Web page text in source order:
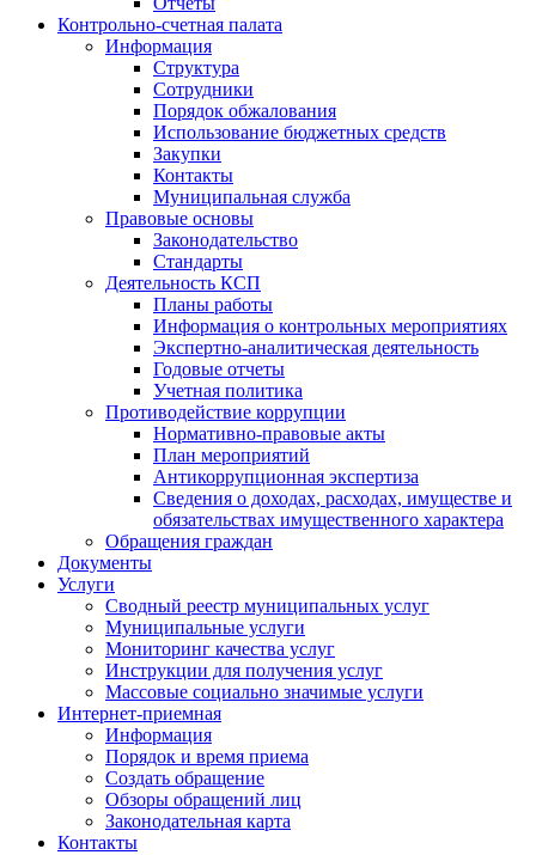
Контрольно-счетная палата
Информация
Структура
Сотрудники
Порядок обжалования
Использование бюджетных средств
Закупки
Контакты
Муниципальная служба
Правовые основы
Законодательство
Стандарты
Деятельность КСП
Планы работы
Информация о контрольных мероприятиях
Экспертно-аналитическая деятельность
Годовые отчеты
Учетная политика
Противодействие коррупции
Нормативно-правовые акты
План мероприятий
Антикоррупционная экспертиза
Сведения о доходах, расходах, имуществе и
обязательствах имущественного характера
Обращения граждан
Документы
Услуги
Сводный реестр муниципальных услуг
Муниципальные услуги
Мониторинг качества услуг
Инструкции для получения услуг
Массовые социально значимые услуги
Интернет-приемная
Информация
Порядок и время приема
Создать обращение
Обзоры обращений лиц
Законодательная карта
Контакты